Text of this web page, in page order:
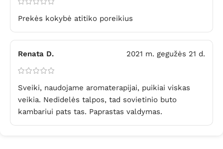
Prekės kokybė atitiko poreikius
Renata D. 2021 m. gegužės 21 d.
Sveiki, naudojame aromaterapijai, puikiai viskas
veikia. Nedidelės talpos, tad sovietinio buto
kambariui pats tas. Paprastas valdymas.